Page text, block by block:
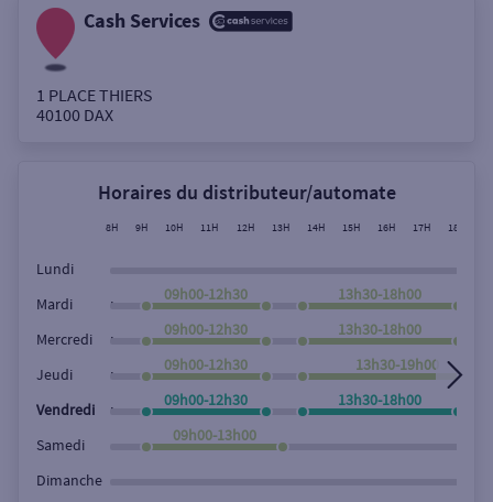
Autour de moi
Rue
Rechercher
Cash Services
1 PLACE THIERS
40100 DAX
Horaires du distributeur/automate
8H 9H 10H 11H 12H 13H 14H 15H 16H 17H 18H
Lundi
Mardi
09h00-12h30
, 13h30-18h00
Mercredi
09h00-12h30
, 13h30-18h00
Jeudi
09h00-12h30
, 13h30-19h00
Vendredi
09h00-12h30
, 13h30-18h00
Samedi
09h00-13h00
Dimanche